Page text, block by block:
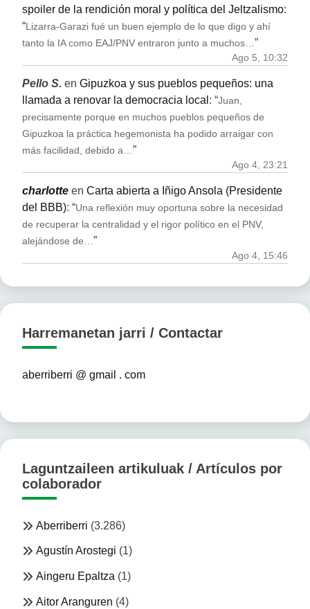
spoiler de la rendición moral y política del Jeltzalismo:
“Lizarra-Garazi fué un buen ejemplo de lo que digo y ahí
tanto la IA como EAJ/PNV entraron junto a muchos…”
Ago 5, 10:32
Pello S. en Gipuzkoa y sus pueblos pequeños: una
llamada a renovar la democracia local : “Juan,
precisamente porque en muchos pueblos pequeños de
Gipuzkoa la práctica hegemonista ha podido arraigar con
más facilidad, debido a… ”
Ago 4, 23:21
charlotte en Carta abierta a Iñigo Ansola (Presidente
del BBB): “Una reflexión muy oportuna sobre la necesidad
de recuperar la centralidad y el rigor político en el PNV,
alejándose de… ”
Ago 4, 15:46
Harremanetan jarri / Contactar
aberriberri @ gmail . com
Laguntzaileen artikuluak / Artículos por
colaborador
Aberriberri (3.286)
Agustín Arostegi (1)
Aingeru Epaltza (1)
Aitor Aranguren (4)